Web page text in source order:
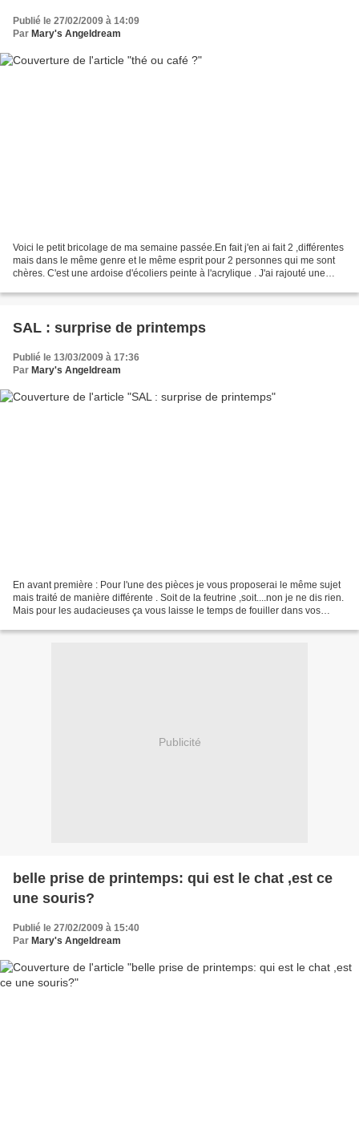
Publié le 27/02/2009 à 14:09
Par Mary's Angeldream
Voici le petit bricolage de ma semaine passée.En fait j'en ai fait 2 ,différentes
mais dans le même genre et le même esprit pour 2 personnes qui me sont
chères. C'est une ardoise d'écoliers peinte à l'acrylique . J'ai rajouté une
SAL : surprise de printemps
Publié le 13/03/2009 à 17:36
Par Mary's Angeldream
En avant première : Pour l'une des pièces je vous proposerai le même sujet
mais traité de manière différente . Soit de la feutrine ,soit....non je ne dis rien.
Mais pour les audacieuses ça vous laisse le temps de fouiller dans vos
Publicité
belle prise de printemps: qui est le chat ,est ce
une souris?
Publié le 27/02/2009 à 15:40
Par Mary's Angeldream